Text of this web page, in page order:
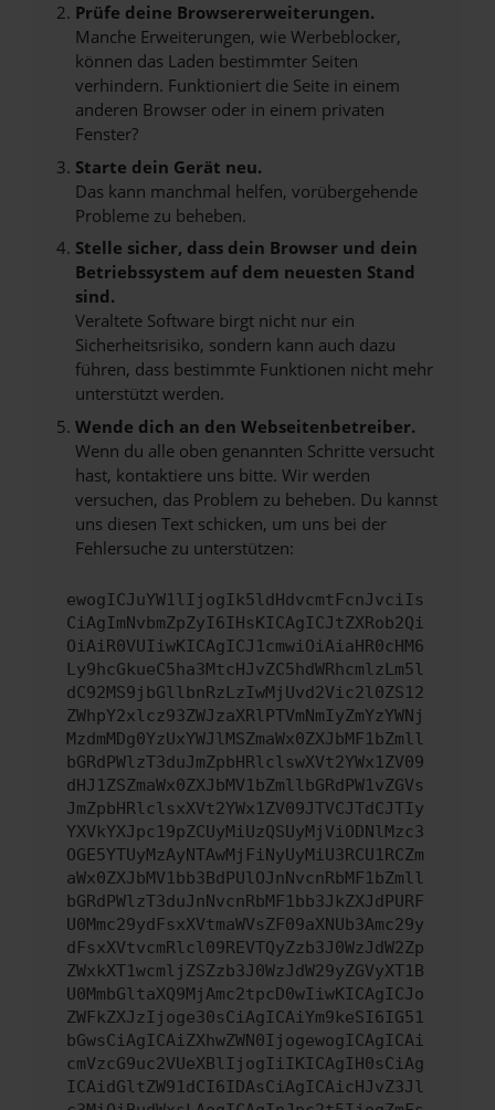
Prüfe deine Browsererweiterungen.
Manche Erweiterungen, wie Werbeblocker,
können das Laden bestimmter Seiten
verhindern. Funktioniert die Seite in einem
anderen Browser oder in einem privaten
Fenster?
Starte dein Gerät neu.
Das kann manchmal helfen, vorübergehende
Probleme zu beheben.
Stelle sicher, dass dein Browser und dein
Betriebssystem auf dem neuesten Stand
sind.
Veraltete Software birgt nicht nur ein
Sicherheitsrisiko, sondern kann auch dazu
führen, dass bestimmte Funktionen nicht mehr
unterstützt werden.
Wende dich an den Webseitenbetreiber.
Wenn du alle oben genannten Schritte versucht
hast, kontaktiere uns bitte. Wir werden
versuchen, das Problem zu beheben. Du kannst
uns diesen Text schicken, um uns bei der
Fehlersuche zu unterstützen:
ewogICJuYW1lIjogIk5ldHdvcmtFcnJvciIs
CiAgImNvbmZpZyI6IHsKICAgICJtZXRob2Qi
OiAiR0VUIiwKICAgICJ1cmwiOiAiaHR0cHM6
Ly9hcGkueC5ha3MtcHJvZC5hdWRhcmlzLm5l
dC92MS9jbGllbnRzLzIwMjUvd2Vic2l0ZS12
ZWhpY2xlcz93ZWJzaXRlPTVmNmIyZmYzYWNj
MzdmMDg0YzUxYWJlMSZmaWx0ZXJbMF1bZmll
bGRdPWlzT3duJmZpbHRlclswXVt2YWx1ZV09
dHJ1ZSZmaWx0ZXJbMV1bZmllbGRdPW1vZGVs
JmZpbHRlclsxXVt2YWx1ZV09JTVCJTdCJTIy
YXVkYXJpc19pZCUyMiUzQSUyMjViODNlMzc3
OGE5YTUyMzAyNTAwMjFiNyUyMiU3RCU1RCZm
aWx0ZXJbMV1bb3BdPUlOJnNvcnRbMF1bZmll
bGRdPWlzT3duJnNvcnRbMF1bb3JkZXJdPURF
U0Mmc29ydFsxXVtmaWVsZF09aXNUb3Amc29y
dFsxXVtvcmRlcl09REVTQyZzb3J0WzJdW2Zp
ZWxkXT1wcmljZSZzb3J0WzJdW29yZGVyXT1B
U0MmbGltaXQ9MjAmc2tpcD0wIiwKICAgICJo
ZWFkZXJzIjoge30sCiAgICAiYm9keSI6IG51
bGwsCiAgICAiZXhwZWN0IjogewogICAgICAi
cmVzcG9uc2VUeXBlIjogIiIKICAgIH0sCiAg
ICAidGltZW91dCI6IDAsCiAgICAicHJvZ3Jl